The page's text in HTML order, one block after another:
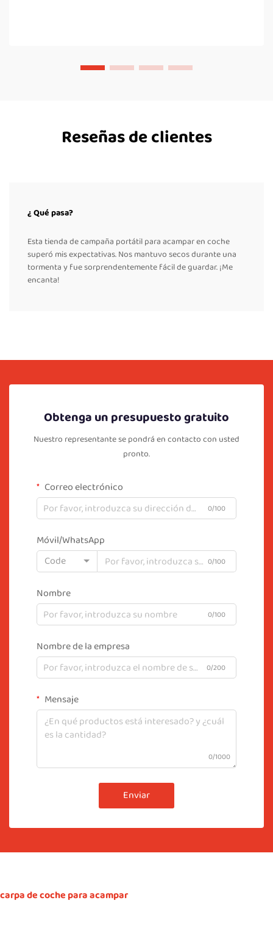
Reseñas de clientes
¿ Qué pasa?
Esta tienda de campaña portátil para acampar en coche
superó mis expectativas. Nos mantuvo secos durante una
tormenta y fue sorprendentemente fácil de guardar. ¡Me
encanta!
Obtenga un presupuesto gratuito
Nuestro representante se pondrá en contacto con usted
pronto.
Correo electrónico
0/100
Móvil/WhatsApp
Code
0/100
Nombre
0/100
Nombre de la empresa
0/200
Mensaje
0/1000
Enviar
carpa de coche para acampar